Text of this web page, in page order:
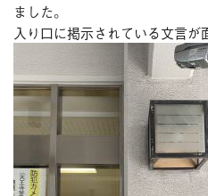
小児歯科
口腔外科
その他サービス
相談掲示板
ブログ
診療予約
ました。
入り口に掲示されている文言が